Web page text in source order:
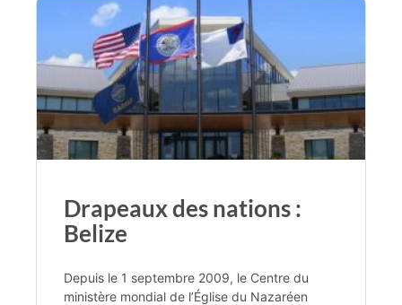
Drapeaux des nations :
Belize
Depuis le 1 septembre 2009, le Centre du
ministère mondial de l’Église du Nazaréen